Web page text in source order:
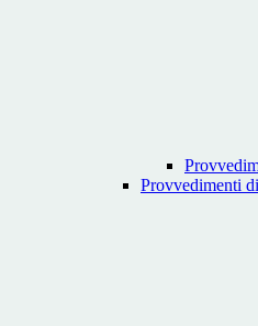
Provvedimenti